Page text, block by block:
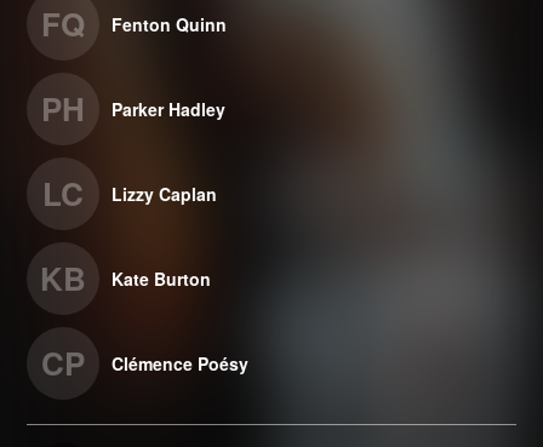
FQ Fenton Quinn
PH Parker Hadley
LC Lizzy Caplan
KB Kate Burton
CP Clémence Poésy